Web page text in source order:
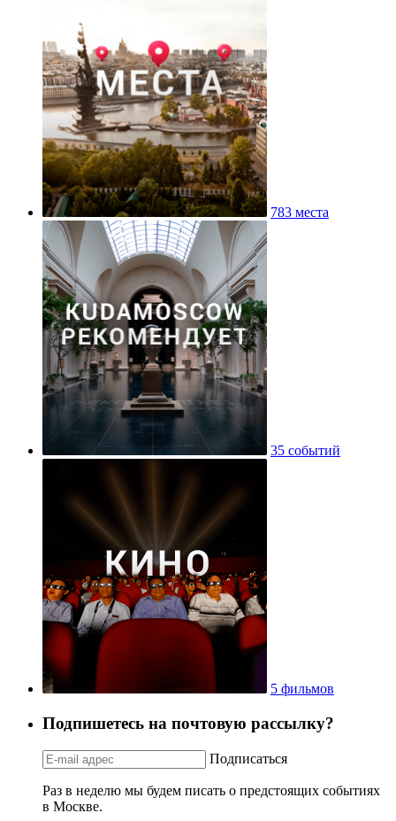
783 места
35 событий
5 фильмов
Подпишетесь на почтовую рассылку?
Подписаться
Раз в неделю мы будем писать о предстоящих событиях
в Москве.